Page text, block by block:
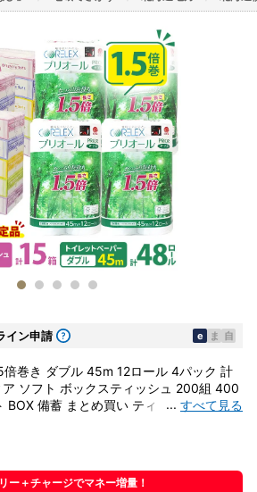
イン申請 e ま 自
倍巻き ダブル 45m 12ロール 4パック 計
ソフト ボックスティッシュ 200組 400
備蓄 まとめ買い ティッシュ リサイ
... すべて見る
ー＋チャージでマネー増量！